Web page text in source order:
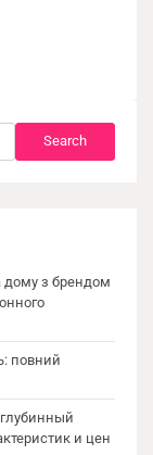
Search
дому з брендом
повний
и цен